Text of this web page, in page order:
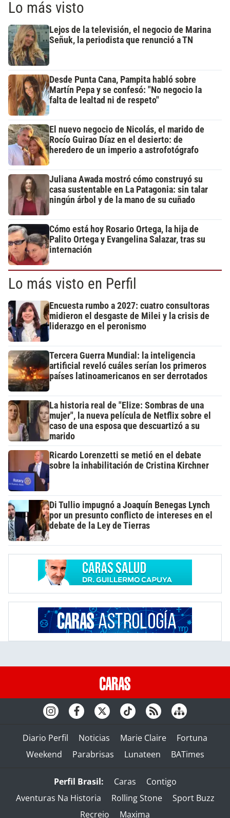
Lo más visto
Lejos de la televisión, el negocio de Marina
Señuk, la periodista que renunció a TN
Desde Punta Cana, Pampita habló sobre
Martín Pepa y se confesó: "No negocio la
falta de lealtad ni de respeto"
El nuevo negocio de Nicolás, el marido de
Rocío Guirao Díaz en el desierto: de
heredero de un imperio a astrofotógrafo
Juliana Awada mostró cómo construyó su
casa sustentable en La Patagonia: sin talar
ningún árbol y de la mano de su cuñado
Cómo está hoy Rosario Ortega, la hija de
Palito Ortega y Evangelina Salazar, tras su
internación
Lo más visto en Perfil
Encuesta rumbo a 2027: cuatro consultoras
midieron el desgaste de Milei y la crisis de
liderazgo en el peronismo
Tercera Guerra Mundial: la inteligencia
artificial reveló cuáles serían los primeros
países latinoamericanos en ser derrotados
La historia real de "Elize: Sombras de una
mujer", la nueva película de Netflix sobre el
caso de una esposa que descuartizó a su
marido
Ricardo Lorenzetti se metió en el debate
sobre la inhabilitación de Cristina Kirchner
Di Tullio impugnó a Joaquín Benegas Lynch
por un presunto conflicto de intereses en el
debate de la Ley de Tierras
Diario Perfil Noticias Marie Claire
Fortuna
Weekend
Parabrisas Lunateen BATimes
Perfil Brasil: Caras
Contigo
Aventuras Na Historia
Rolling Stone
Sport Buzz
Recreio
Maxima